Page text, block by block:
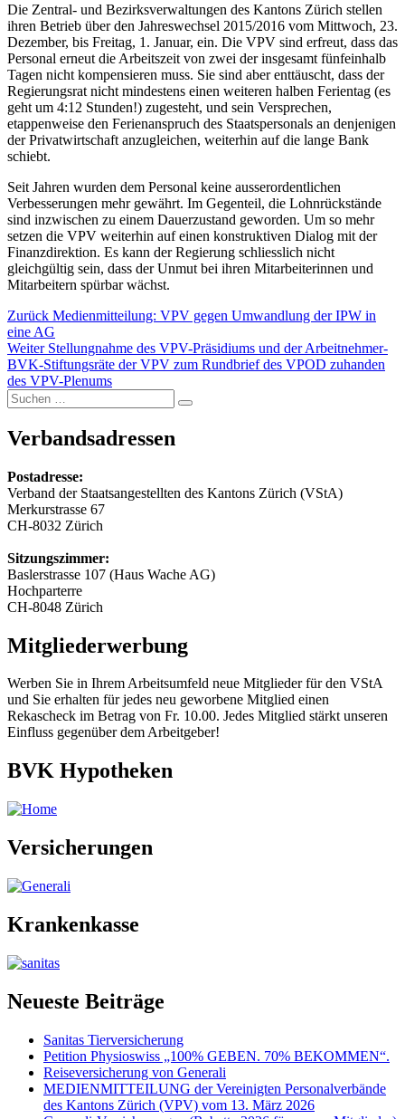
Die Zentral- und Bezirksverwaltungen des Kantons Zürich stellen
ihren Betrieb über den Jahreswechsel 2015/2016 vom Mittwoch, 23.
Dezember, bis Freitag, 1. Januar, ein. Die VPV sind erfreut, dass das
Personal erneut die Arbeitszeit von zwei der insgesamt fünfeinhalb
Tagen nicht kompensieren muss. Sie sind aber enttäuscht, dass der
Regierungsrat nicht mindestens einen weiteren halben Ferientag (es
geht um 4:12 Stunden!) zugesteht, und sein Versprechen,
etappenweise den Ferienanspruch des Staatspersonals an denjenigen
der Privatwirtschaft anzugleichen, weiterhin auf die lange Bank
schiebt.
Seit Jahren wurden dem Personal keine ausserordentlichen
Verbesserungen mehr gewährt. Im Gegenteil, die Lohnrückstände
sind inzwischen zu einem Dauerzustand geworden. Um so mehr
setzen die VPV weiterhin auf einen konstruktiven Dialog mit der
Finanzdirektion. Es kann der Regierung schliesslich nicht
gleichgültig sein, dass der Unmut bei ihren Mitarbeiterinnen und
Mitarbeitern spürbar wächst.
Beitragsnavigation
Zurück Vorheriger
Beitrag:
Medienmitteilung: VPV gegen Umwandlung der IPW in
eine AG
Weiter Nächster
Beitrag:
Stellungnahme des VPV-Präsidiums und der Arbeitnehmer-
BVK-Stiftungsräte der VPV zum Rundbrief des VPOD zuhanden
des VPV-Plenums
Suchen
nach:
Suchen
Verbandsadressen
Postadresse:
Verband der Staatsangestellten des Kantons Zürich (VStA)
Merkurstrasse 67
CH-8032 Zürich
Sitzungszimmer:
Baslerstrasse 107 (Haus Wache AG)
Hochparterre
CH-8048 Zürich
Mitgliederwerbung
Werben Sie in Ihrem Arbeitsumfeld neue Mitglieder für den VStA
und Sie erhalten für jedes neu geworbene Mitglied einen
Rekascheck im Betrag von Fr. 10.00. Jedes Mitglied stärkt unseren
Einfluss gegenüber dem Arbeitgeber!
BVK Hypotheken
Versicherungen
Krankenkasse
Neueste Beiträge
Sanitas Tierversicherung
Petition Physioswiss „100% GEBEN. 70% BEKOMMEN“.
Reiseversicherung von Generali
MEDIENMITTEILUNG der Vereinigten Personalverbände
des Kantons Zürich (VPV) vom 13. März 2026